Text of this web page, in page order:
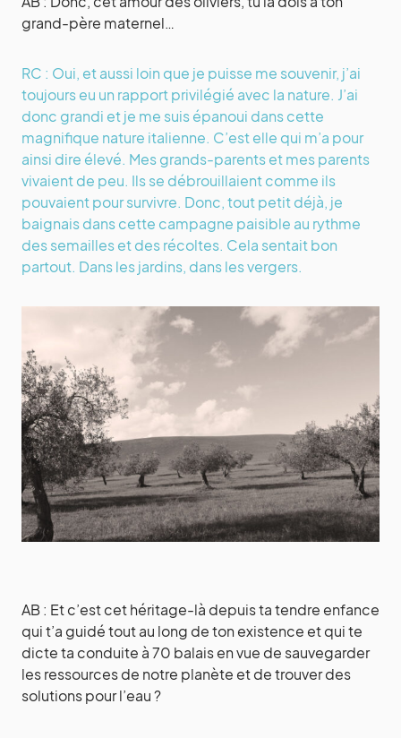
grand-père maternel…
RC : Oui, et aussi loin que je puisse me souvenir, j’ai
toujours eu un rapport privilégié avec la nature. J’ai
donc grandi et je me suis épanoui dans cette
magnifique nature italienne. C’est elle qui m’a pour
ainsi dire élevé. Mes grands-parents et mes parents
vivaient de peu. Ils se débrouillaient comme ils
pouvaient pour survivre. Donc, tout petit déjà, je
baignais dans cette campagne paisible au rythme
des semailles et des récoltes. Cela sentait bon
partout. Dans les jardins, dans les vergers.
AB : Et c’est cet héritage-là depuis ta tendre enfance
qui t’a guidé tout au long de ton existence et qui te
dicte ta conduite à 70 balais en vue de sauvegarder
les ressources de notre planète et de trouver des
solutions pour l’eau ?